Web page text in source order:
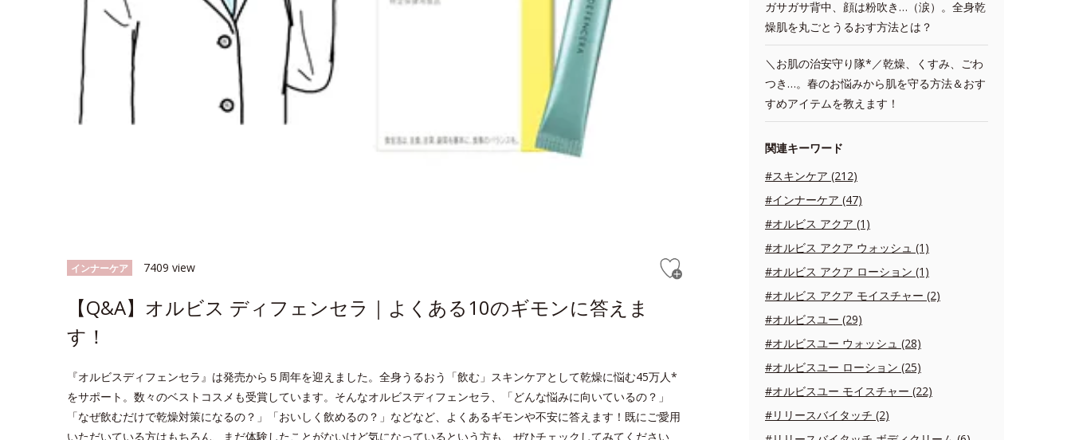
インナーケア 7409 view
【Q&A】オルビス ディフェンセラ｜よくある10のギモンに答えま
す！
『オルビスディフェンセラ』は発売から５周年を迎えました。全身うるおう「飲む」スキンケアとして乾燥に悩む45万人*
をサポート。数々のベストコスメも受賞しています。そんなオルビスディフェンセラ、「どんな悩みに向いているの？」
「なぜ飲むだけで乾燥対策になるの？」「おいしく飲めるの？」などなど、よくあるギモンや不安に答えます！既にご愛用
いただいている方はもちろん、まだ体験したことがないけど気になっているという方も、ぜひチェックしてみてください
ガサガサ背中、顔は粉吹き…（涙）。全身乾
燥肌を丸ごとうるおす方法とは？
＼お肌の治安守り隊*／乾燥、くすみ、ごわ
つき…。春のお悩みから肌を守る方法＆おす
すめアイテムを教えます！
関連キーワード
#スキンケア (212)
#インナーケア (47)
#オルビス アクア (1)
#オルビス アクア ウォッシュ (1)
#オルビス アクア ローション (1)
#オルビス アクア モイスチャー (2)
#オルビスユー (29)
#オルビスユー ウォッシュ (28)
#オルビスユー ローション (25)
#オルビスユー モイスチャー (22)
#リリースバイタッチ (2)